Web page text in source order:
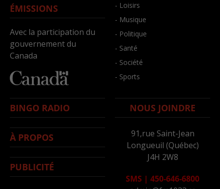
ÉMISSIONS
Avec la participation du
gouvernement du
Canada
- Loisirs
- Musique
- Politique
- Santé
- Société
- Sports
BINGO RADIO
À PROPOS
PUBLICITÉ
NOUS JOINDRE
91,rue Saint-Jean
Longueuil (Québec)
J4H 2W8
SMS | 450-646-6800